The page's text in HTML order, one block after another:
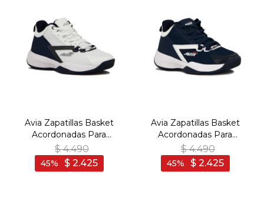
Avia Zapatillas Basket
Acordonadas Para
Hombre Acero-
White/Navy - Blanco-
Marino
$ 4.490
$ 2.425
45
Avia Zapatillas Basket
Acordonadas Para
Hombre Acero- Navy -
Marino
$ 4.490
$ 2.425
45